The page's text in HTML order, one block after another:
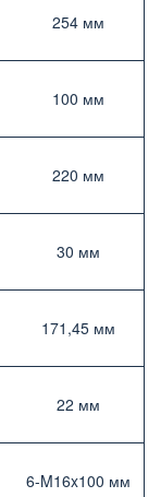
254 мм­
100 мм­
220 мм­
30 мм­
171,45 мм­
22 мм­
6-M16x100 мм